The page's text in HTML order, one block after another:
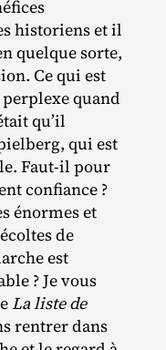
historiens et il
quelque sorte,
Ce qui est
perplexe quand
qu’il
qui est
Faut‐​il pour
confiance ?
énormes et
de
est
? Je vous
La liste de
rentrer dans